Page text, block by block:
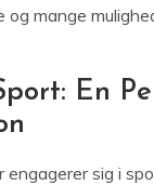
og mange
En
engagerer sig i